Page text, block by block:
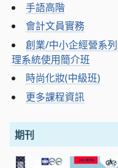
手語高階
會計文員實務
創業/中小企經營系
理系統使用簡介班
時尚化妝(中級班)
更多課程資訊
期刊